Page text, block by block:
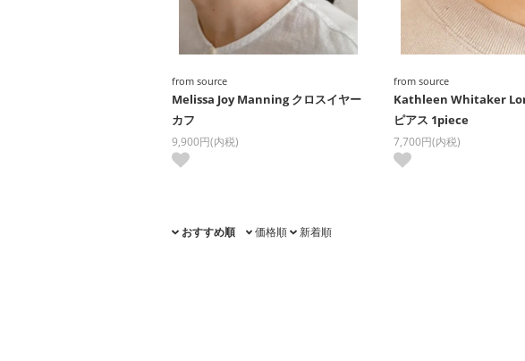
from source
Melissa Joy Manning クロスイヤー
カフ
9,900円(内税)
from source
Kathleen Whitaker
ピアス 1piece
7,700円(内税)
おすすめ順 価格順 新着順